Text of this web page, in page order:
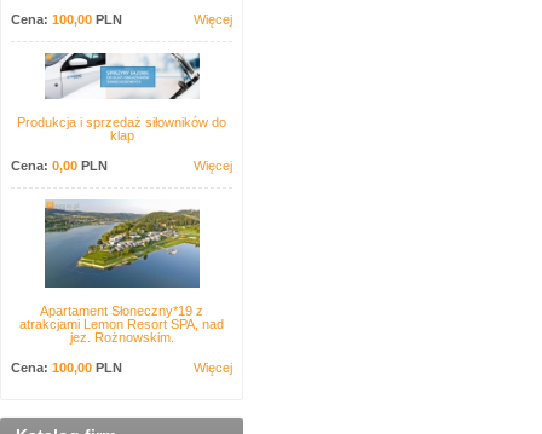
Cena: 100,00 PLN Więcej
Produkcja i sprzedaż siłowników do
klap
Cena: 0,00 PLN Więcej
Apartament Słoneczny*19 z
atrakcjami Lemon Resort SPA, nad
jez. Rożnowskim.
Cena: 100,00 PLN Więcej